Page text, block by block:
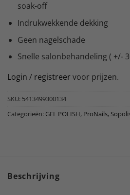
soak-off
Indrukwekkende dekking
Geen nagelschade
Snelle salonbehandeling ( +/-
Login / registreer voor prijzen.
SKU: 5413499300134
Categorieën: GEL POLISH, ProNails,
Beschrijving